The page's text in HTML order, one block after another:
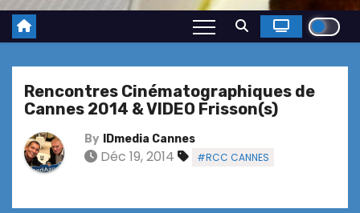
Rencontres Cinématographiques de
Cannes 2014 & VIDEO Frisson(s)
By IDmedia Cannes
Déc 19, 2014 #RCC CANNES